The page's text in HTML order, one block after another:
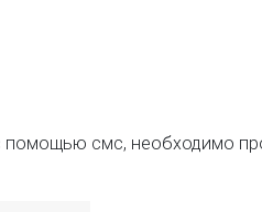
помощью смс, необходимо